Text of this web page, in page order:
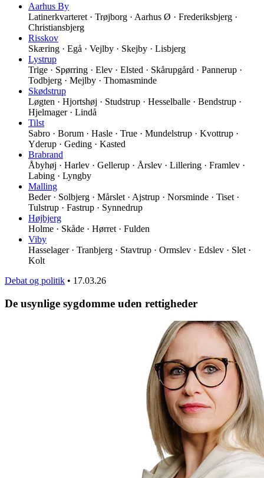
Aarhus By
Latinerkvarteret · Trøjborg · Aarhus Ø · Frederiksbjerg ·
Christiansbjerg
Risskov
Skæring · Egå · Vejlby · Skejby · Lisbjerg
Lystrup
Trige · Spørring · Elev · Elsted · Skårupgård · Pannerup ·
Todbjerg · Mejlby · Thomasminde
Skødstrup
Løgten · Hjortshøj · Studstrup · Hesselballe · Bendstrup ·
Hjelmager · Lindå
Tilst
Sabro · Borum · Hasle · True · Mundelstrup · Kvottrup ·
Yderup · Geding · Kasted
Brabrand
Åbyhøj · Harlev · Gellerup · Årslev · Lillering · Framlev ·
Labing · Lyngby
Malling
Beder · Solbjerg · Mårslet · Ajstrup · Norsminde · Tiset ·
Tulstrup · Fastrup · Synnedrup
Højbjerg
Holme · Skåde · Hørret · Fulden
Viby
Hasselager · Tranbjerg · Stavtrup · Ormslev · Edslev · Slet ·
Kolt
Debat og politik • 17.03.26
De usynlige sygdomme uden rettigheder